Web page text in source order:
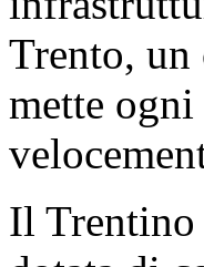
Trento,
mette
Il Trentino